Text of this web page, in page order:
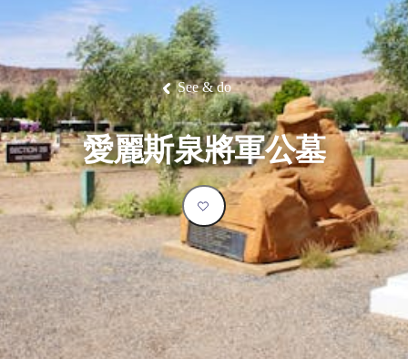
目
錄
必
訪
景
點
最
受
歡
迎
目
的
地
內
陸
魯
魯
公
園
國
家
公
園
國
家
公
園
提
維
群
島
東
阿
納
姆
地
馬
塔
蘭
卡
溫
泉
池
特
米
魯
克
國
家
公
園
魯
/
魔
鬼
大
理
石
保
護
區
馬
古
克
瀑
布
里
查
/
西
麥
克
唐
納
國
家
公
園
必
玩
活
動
體
驗
旅
客
類
型
推
活
動
探
險
生
動
植
物
史
與
文
物
釣
魚
豪
華
旅
游
露
營
和
豪
華
野
營
自
駕
遊
規
劃
和
預
訂
實
用
資
工
具
See & do
愛麗斯泉將軍公墓